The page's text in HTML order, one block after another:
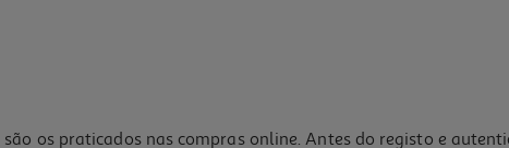
os praticados nas compras online. Antes do registo e